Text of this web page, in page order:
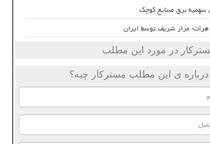
مزار شریف توسط ایران
در مورد این مطلب
ی این مطلب مسترکار چیه؟